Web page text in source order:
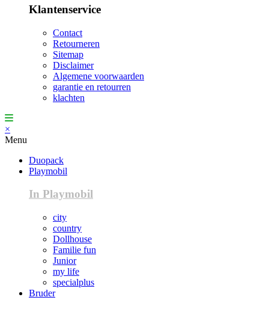
Klantenservice
Contact
Retourneren
Sitemap
Disclaimer
Algemene voorwaarden
garantie en retourren
klachten
×
Menu
Duopack
Playmobil
In Playmobil
city
country
Dollhouse
Familie fun
Junior
my life
specialplus
Bruder